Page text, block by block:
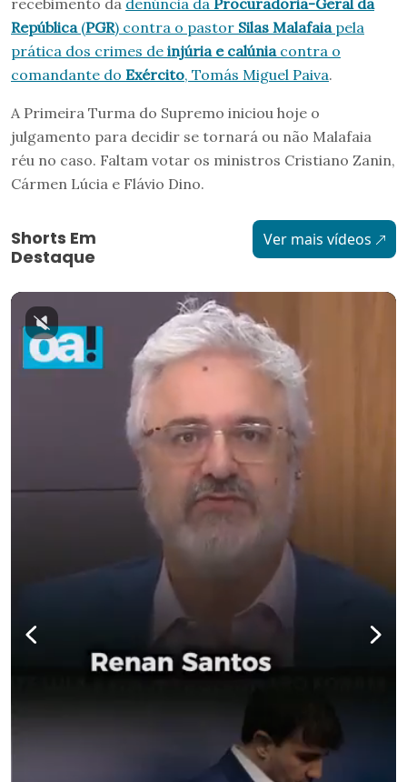
República(PGR) contra o pastor Silas Malafaiapela
prática dos crimes de injúria e calúniacontra o
comandante do Exército, Tomás Miguel Paiva.
A Primeira Turma do Supremo iniciou hoje o
julgamento para decidir se tornará ou não Malafaia
réu no caso. Faltam votar os ministros Cristiano Zanin,
Cármen Lúcia e Flávio Dino.
Shorts Em
Destaque
Ver mais vídeos